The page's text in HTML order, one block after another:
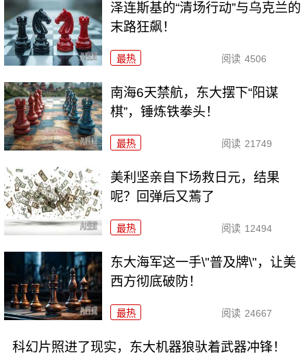
泽连斯基的“清场行动”与乌克兰的
末路狂飙！
最热 阅读 4506
南海6天禁航，东大摆下“阳谋
棋”，锤炼铁拳头！
最热 阅读 21749
美利坚亲自下场救日元，结果
呢？回弹后又蔫了
最热 阅读 12494
东大海军这一手\"普及牌\"，让美
西方彻底破防！
最热 阅读 24667
科幻片照进了现实，东大机器狼驮着武器冲锋！